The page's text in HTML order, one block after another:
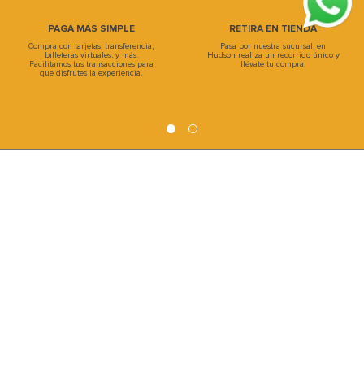
PAGA MÁS SIMPLE
Compra con tarjetas, transferencia,
billeteras virtuales, y más.
Facilitamos tus transacciones para
que disfrutes la experiencia.
RETIRA EN TIENDA
Pasa por nuestra sucursal, en
Hudson realiza un recorrido único y
llévate tu compra.